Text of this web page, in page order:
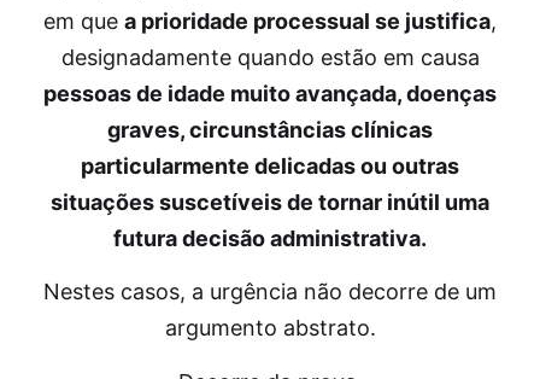
em que a prioridade processual se justifica,
designadamente quando estão em causa
pessoas de idade muito avançada, doenças
graves, circunstâncias clínicas
particularmente delicadas ou outras
situações suscetíveis de tornar inútil uma
futura decisão administrativa.
Nestes casos, a urgência não decorre de um
argumento abstrato.